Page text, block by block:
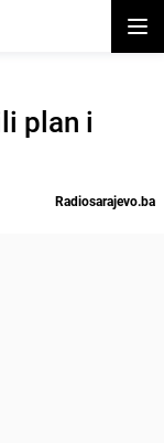
plan i
Radiosarajevo.ba